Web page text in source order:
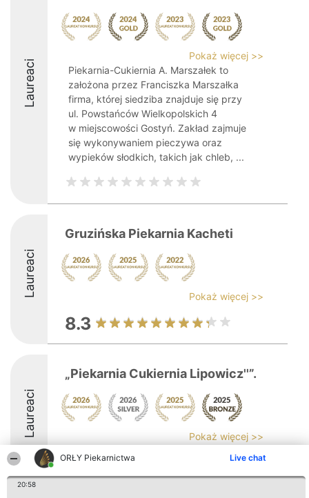
ORŁY Piekarnictwa Live chat
20:58
Laureaci
Pokaż więcej >>
Piekarnia-Cukiernia A. Marszałek to
założona przez Franciszka Marszałka
firma, której siedziba znajduje się przy
ul. Powstańców Wielkopolskich 4
w miejscowości Gostyń. Zakład zajmuje
się wykonywaniem pieczywa oraz
wypieków słodkich, takich jak chleb, ...
Laureaci
Gruzińska Piekarnia Kacheti
Pokaż więcej >>
8.3
Laureaci
„Piekarnia Cukiernia Lipowicz''”.
Pokaż więcej >>
9